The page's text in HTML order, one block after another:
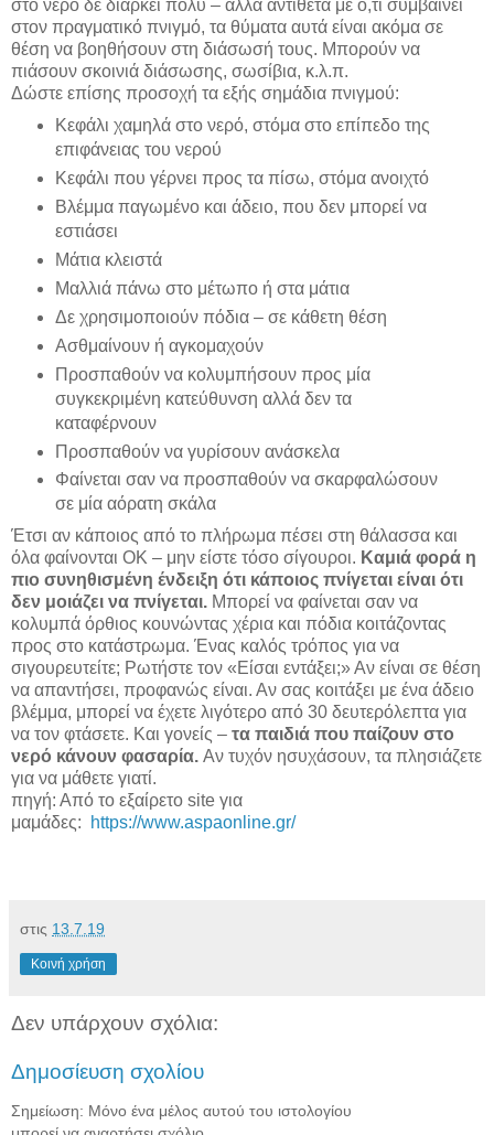
στο νερό δε διαρκεί πολύ – αλλά αντίθετα με ό,τι συμβαίνει
στον πραγματικό πνιγμό, τα θύματα αυτά είναι ακόμα σε
θέση να βοηθήσουν στη διάσωσή τους. Μπορούν να
πιάσουν σκοινιά διάσωσης, σωσίβια, κ.λ.π.
Δώστε επίσης προσοχή τα εξής σημάδια πνιγμού:
Κεφάλι χαμηλά στο νερό, στόμα στο επίπεδο της
επιφάνειας του νερού
Κεφάλι που γέρνει προς τα πίσω, στόμα ανοιχτό
Βλέμμα παγωμένο και άδειο, που δεν μπορεί να
εστιάσει
Μάτια κλειστά
Μαλλιά πάνω στο μέτωπο ή στα μάτια
Δε χρησιμοποιούν πόδια – σε κάθετη θέση
Ασθμαίνουν ή αγκομαχούν
Προσπαθούν να κολυμπήσουν προς μία
συγκεκριμένη κατεύθυνση αλλά δεν τα
καταφέρνουν
Προσπαθούν να γυρίσουν ανάσκελα
Φαίνεται σαν να προσπαθούν να σκαρφαλώσουν
σε μία αόρατη σκάλα
Έτσι αν κάποιος από το πλήρωμα πέσει στη θάλασσα και
όλα φαίνονται ΟΚ – μην είστε τόσο σίγουροι. Καμιά φορά η
πιο συνηθισμένη ένδειξη ότι κάποιος πνίγεται είναι ότι
δεν μοιάζει να πνίγεται. Μπορεί να φαίνεται σαν να
κολυμπά όρθιος κουνώντας χέρια και πόδια κοιτάζοντας
προς στο κατάστρωμα. Ένας καλός τρόπος για να
σιγουρευτείτε; Ρωτήστε τον «Είσαι εντάξει;» Αν είναι σε θέση
να απαντήσει, προφανώς είναι. Αν σας κοιτάξει με ένα άδειο
βλέμμα, μπορεί να έχετε λιγότερο από 30 δευτερόλεπτα για
να τον φτάσετε. Και γονείς – τα παιδιά που παίζουν στο
νερό κάνουν φασαρία. Αν τυχόν ησυχάσουν, τα πλησιάζετε
για να μάθετε γιατί.
πηγή: Από το εξαίρετο site για
μαμάδες:
https://www.aspaonline.gr/
στις 13.7.19
Κοινή χρήση
Δεν υπάρχουν σχόλια:
Δημοσίευση σχολίου
Σημείωση: Μόνο ένα μέλος αυτού του ιστολογίου